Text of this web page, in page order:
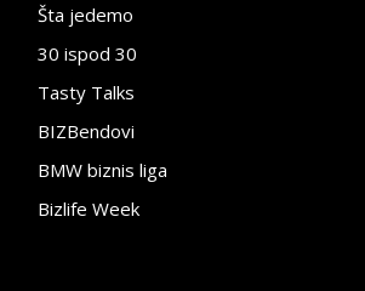
Šta jedemo
30 ispod 30
Tasty Talks
BIZBendovi
BMW biznis liga
Bizlife Week